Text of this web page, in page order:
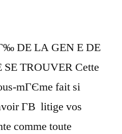
DE LA GEN E DE
TROUVER Cette
mГЄme fait si
Г­В litige vos
comme toute